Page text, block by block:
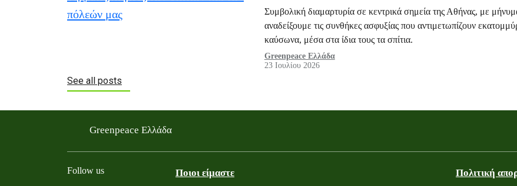
Συμβολική διαμαρτυρία σε κεντρικά σημεία της Αθήνας, με
αναδείξουμε τις συνθήκες ασφυξίας που αντιμετωπίζουν
καύσωνα, μέσα στα ίδια τους τα σπίτια.
Greenpeace Ελλάδα
23 Ιουλίου 2026
See all posts
Greenpeace Ελλάδα
Follow us Ποιοι είμαστε Πολιτική